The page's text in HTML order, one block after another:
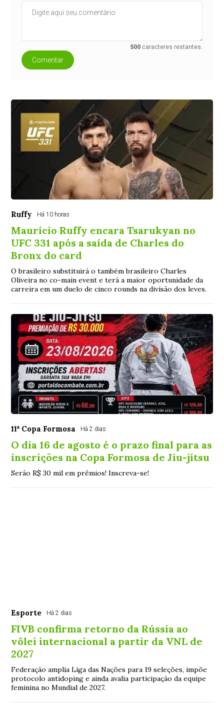
500 caracteres restantes.
Comentar
Ruffy Há 10 horas
Maurício Ruffy encara Tsarukyan no
UFC 331 após a saída de Charles do
Bronx do card
O brasileiro substituirá o também brasileiro Charles
Oliveira no co-main event e terá a maior oportunidade da
carreira em um duelo de cinco rounds na divisão dos leves.
11ª Copa Formosa Há 2 dias
O dia 16 de agosto é o prazo final para as
inscrições na Copa Formosa de Jiu-jítsu
Serão R$ 30 mil em prêmios! Inscreva-se!
Esporte Há 2 dias
FIVB confirma retorno da Rússia ao
vôlei internacional a partir da VNL de
2027
Federação amplia Liga das Nações para 19 seleções, impõe
protocolo antidoping e ainda avalia participação da equipe
feminina no Mundial de 2027.